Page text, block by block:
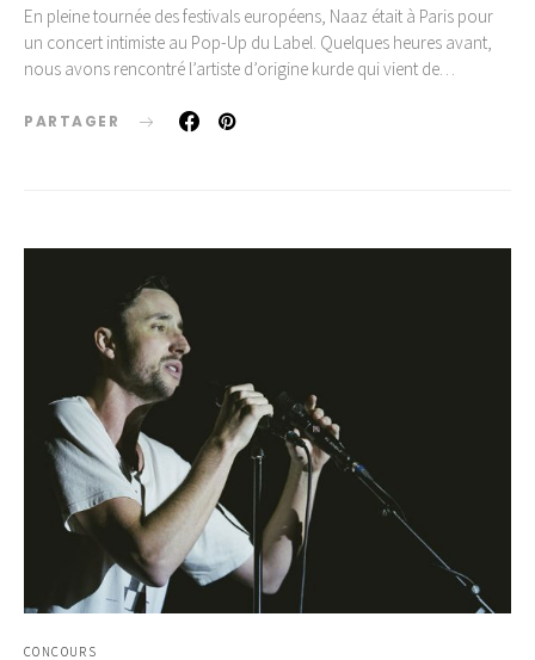
En pleine tournée des festivals européens, Naaz était à Paris pour
un concert intimiste au Pop-Up du Label. Quelques heures avant,
nous avons rencontré l’artiste d’origine kurde qui vient de…
PARTAGER
CONCOURS